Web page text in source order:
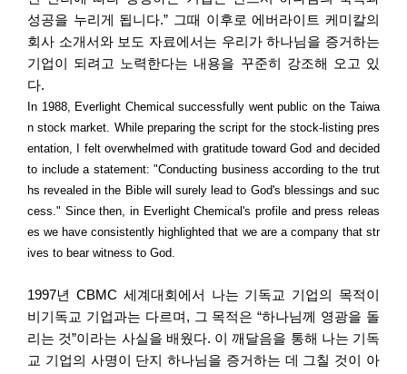
성공을 누리게 됩니다.” 그때 이후로 에버라이트 케미칼의
회사 소개서와 보도 자료에서는 우리가 하나님을 증거하는
기업이 되려고 노력한다는 내용을 꾸준히 강조해 오고 있
다.
In 1988, Everlight Chemical successfully went public on the Taiwa
n stock market. While preparing the script for the stock-listing pres
entation, I felt overwhelmed with gratitude toward God and decided
to include a statement: "Conducting business according to the trut
hs revealed in the Bible will surely lead to God's blessings and suc
cess." Since then, in Everlight Chemical's profile and press releas
es we have consistently highlighted that we are a company that str
ives to bear witness to God.
1997년 CBMC 세계대회에서 나는 기독교 기업의 목적이
비기독교 기업과는 다르며 , 그 목적은 “하나님께 영광을 돌
리는 것”이라는 사실을 배웠다. 이 깨달음을 통해 나는 기독
교 기업의 사명이 단지 하나님을 증거하는 데 그칠 것이 아